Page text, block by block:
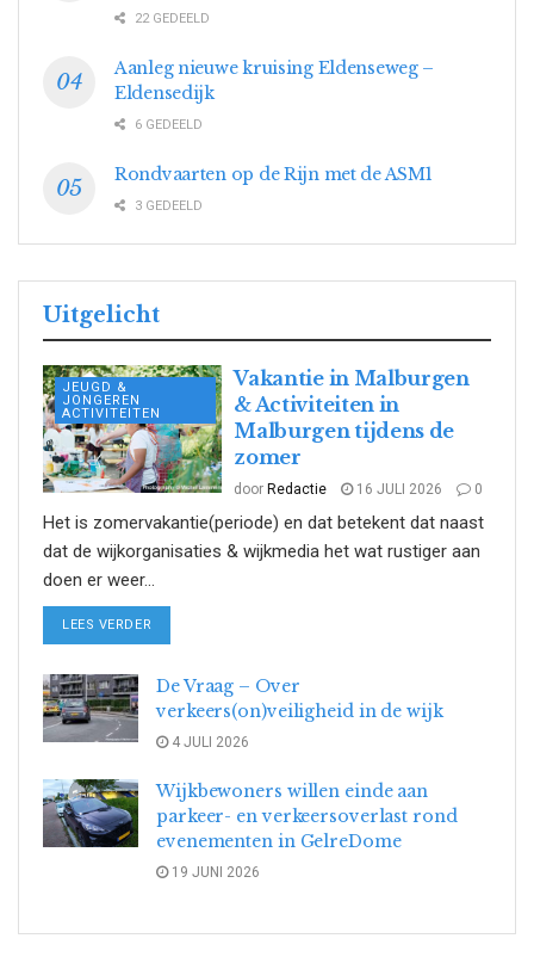
22 GEDEELD
Aanleg nieuwe kruising Eldenseweg –
Eldensedijk
6 GEDEELD
Rondvaarten op de Rijn met de ASM1
3 GEDEELD
Uitgelicht
JEUGD &
JONGEREN
ACTIVITEITEN
Vakantie in Malburgen
& Activiteiten in
Malburgen tijdens de
zomer
door Redactie 16 JULI 2026 0
Het is zomervakantie(periode) en dat betekent dat naast
dat de wijkorganisaties & wijkmedia het wat rustiger aan
doen er weer...
LEES VERDER
De Vraag – Over
verkeers(on)veiligheid in de wijk
4 JULI 2026
Wijkbewoners willen einde aan
parkeer- en verkeersoverlast rond
evenementen in GelreDome
19 JUNI 2026